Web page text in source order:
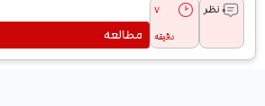
0 نظر 7
دقیقه مطالعه